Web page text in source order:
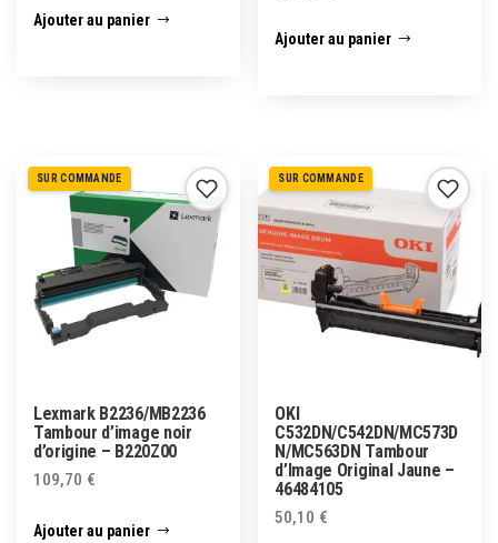
Ajouter au panier
Ajouter au panier
SUR COMMANDE
Lexmark B2236/MB2236
Tambour d’image noir
d’origine – B220Z00
109,70 €
Ajouter au panier
SUR COMMANDE
OKI
C532DN/C542DN/MC573D
N/MC563DN Tambour
d’Image Original Jaune –
46484105
50,10 €